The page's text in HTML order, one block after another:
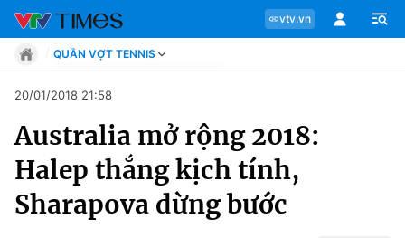
vtv.vn
Chuyên mục
Tin tức
QUẦN VỢT TENNIS
Move
Phong cách
Chân dung
Sự kiện
Bóng đá
Thể thao điện tử
20/01/2018 21:58
Australia mở rộng 2018:
Halep thắng kịch tính,
Sharapova dừng bước